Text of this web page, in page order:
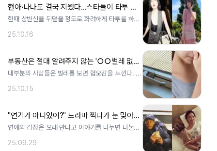
현아·나나도 결국 지웠다...스타들이 타투 지운 '진짜' 사연
한때 상반신을 뒤덮을 정도로 화려하게 타투를 하는
25.10.16
부동산은 절대 알려주지 않는 '○○벌레 없는 집' 구하는 꿀팁
대부분의 사람들은 벌레를 보면 혐오감을 느낀다. 사
25.10.15
"연기가 아니었어?" 드라마 찍다가 눈 맞아서 결혼한 연예인 커플
​연애의 감정은 오래 만나고 이야기를 나누면 나눌수
25.09.29